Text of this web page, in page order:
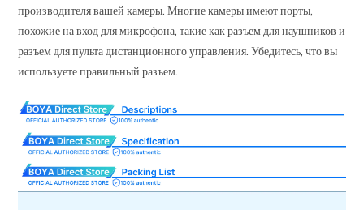
производителя вашей камеры. Многие камеры имеют порты,
похожие на вход для микрофона, такие как разъем для наушников и
разъем для пульта дистанционного управления. Убедитесь, что вы
используете правильный разъем.